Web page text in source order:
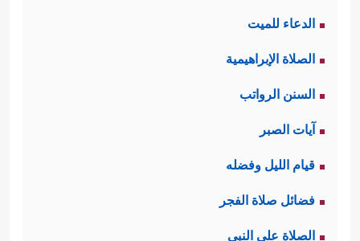
الدعاء للميت
الصلاة الإبراهيمية
السنن الرواتب
آيات الصبر
قيام الليل وفضله
فضائل صلاة الفجر
الصلاة على النبي